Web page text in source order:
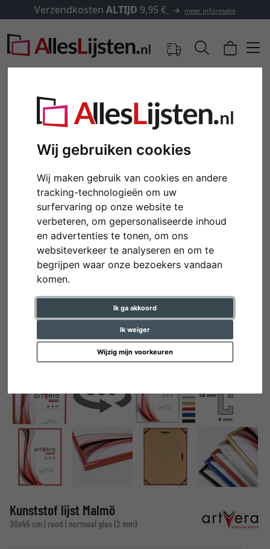
Wij gebruiken cookies
Wij maken gebruik van cookies en andere
tracking-technologieën om uw
surfervaring op onze website te
verbeteren, om gepersonaliseerde inhoud
en advertenties te tonen, om ons
websiteverkeer te analyseren en om te
begrijpen waar onze bezoekers vandaan
komen.
Ik ga akkoord
Ik weiger
Wijzig mijn voorkeuren
Verzendkosten ALTIJD 9,95 € meer informatie
Terug
Kunststof lijst Malmö
30x45 cm | rood | normaal glas (2 mm)